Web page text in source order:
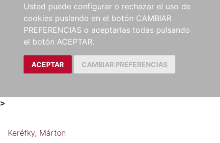
Usted puede configurar o rechazar el uso de
cookies puslando en el botón CAMBIAR
PREFERENCIAS o aceptarlas todas pulsando
el botón ACEPTAR.
ACEPTAR CAMBIAR PREFERENCIAS
>
Keréfky, Márton